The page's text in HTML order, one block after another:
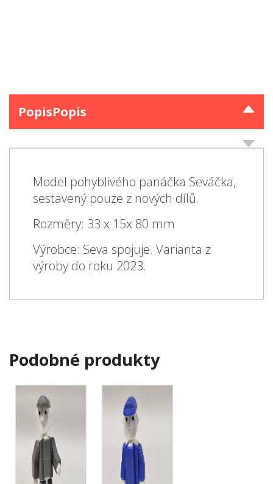
PopisPopis
Model pohyblivého panáčka Seváčka,
sestavený pouze z nových dílů.
Rozměry: 33 x 15x 80 mm
Výrobce: Seva spojuje. Varianta z
výroby do roku 2023.
Podobné produkty